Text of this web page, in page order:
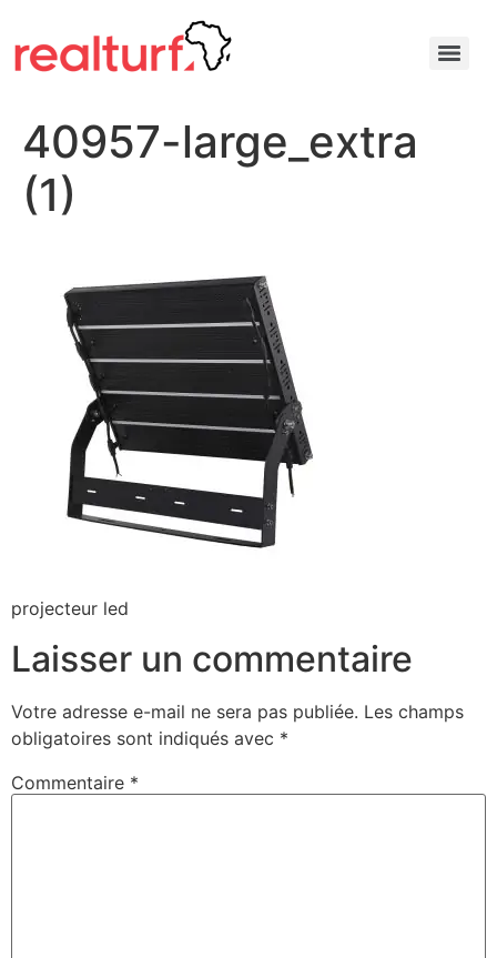
40957-large_extra
(1)
projecteur led
Laisser un commentaire
Votre adresse e-mail ne sera pas publiée. Les champs
obligatoires sont indiqués avec *
Commentaire *